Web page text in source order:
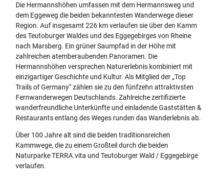
Die Hermannshöhen umfassen mit dem Hermannsweg und
dem Eggeweg die beiden bekanntesten Wanderwege dieser
Region. Auf insgesamt 226 km verlaufen sie über den Kamm
des Teutoburger Waldes und des Eggegebirges von Rheine
nach Marsberg. Ein grüner Saumpfad in der Höhe mit
zahlreichen atemberaubenden Panoramen. Die
Hermannshöhen versprechen Naturerlebnis kombiniert mit
einzigartiger Geschichte und Kultur. Als Mitglied der „Top
Trails of Germany“ zählen sie zu den fünfzehn attraktivsten
Fernwanderwegen Deutschlands. Zahlreiche zertifizierte
wanderfreundliche Unterkünfte und einladende Gaststätten &
Restaurants entlang des Weges runden das Wanderlebnis ab.
Über 100 Jahre alt sind die beiden traditionsreichen
Kammwege, die zu einem Großteil durch die beiden
Naturparke TERRA.vita und Teutoburger Wald / Eggegebirge
verlaufen.